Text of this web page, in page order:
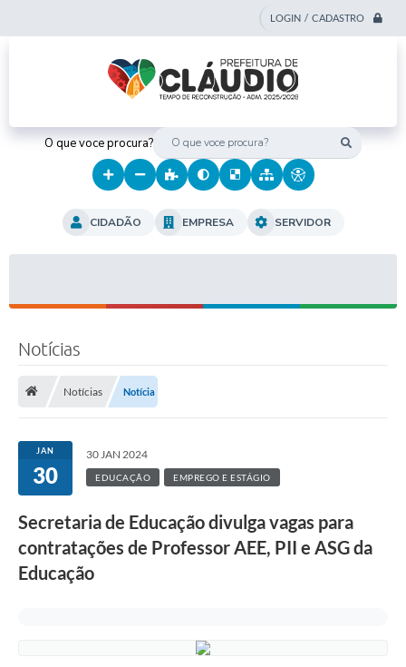
LOGIN / CADASTRO
O que voce procura?
CIDADÃO EMPRESA SERVIDOR
Notícias
Notícias Notícia
JAN
30
30 JAN 2024
EDUCAÇÃO EMPREGO E ESTÁGIO
Secretaria de Educação divulga vagas para
contratações de Professor AEE, PII e ASG da
Educação